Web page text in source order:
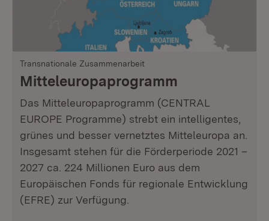
Transnationale Zusammenarbeit
Mitteleuropa­programm
Das Mitteleuropaprogramm (CENTRAL
EUROPE Programme) strebt ein intelligentes,
grünes und besser vernetztes Mitteleuropa an.
Insgesamt stehen für die Förderperiode 2021 –
2027 ca. 224 Millionen Euro aus dem
Europäischen Fonds für regionale Entwicklung
(EFRE) zur Verfügung.